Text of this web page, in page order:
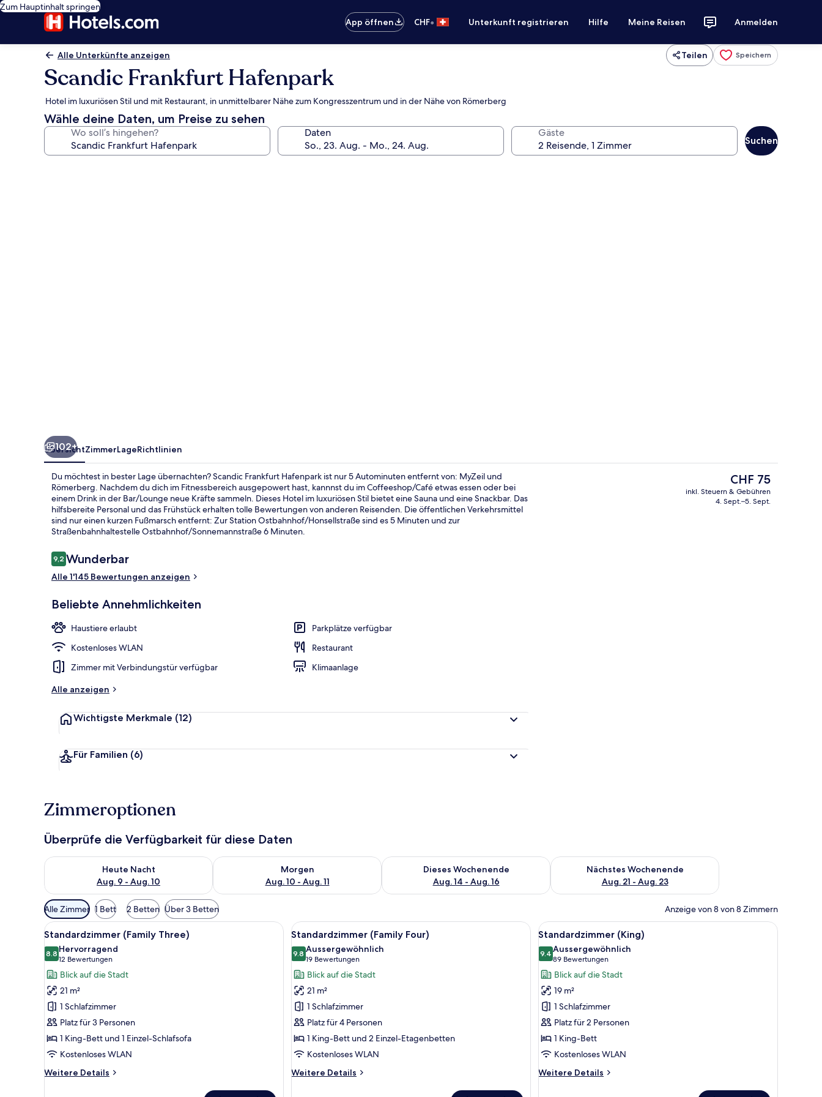
Zum Hauptinhalt springen
App öffnen
CHF• Unterkunft registrieren Hilfe Meine Reisen Anmelden
Alle Unterkünfte anzeigen Teilen Speichern
Scandic Frankfurt Hafenpark
Hotel im luxuriösen Stil und mit Restaurant, in unmittelbarer Nähe zum Kongresszentrum und in der Nähe von Römerberg
Wähle deine Daten, um Preise zu sehen
Wo soll’s hingehen? Daten Gäste
Suchen
Bar (in der Unterkunft)
102+
ÜbersichtZimmerLageRichtlinien
Du möchtest in bester Lage übernachten? Scandic Frankfurt Hafenpark ist nur 5 Autominuten entfernt von: MyZeil und
Römerberg. Nachdem du dich im Fitnessbereich ausgepowert hast, kannnst du im Coffeeshop/Café etwas essen oder bei
einem Drink in der Bar/Lounge neue Kräfte sammeln. Dieses Hotel im luxuriösen Stil bietet eine Sauna und eine Snackbar. Das
hilfsbereite Personal und das Frühstück erhalten tolle Bewertungen von anderen Reisenden. Die öffentlichen Verkehrsmittel
sind nur einen kurzen Fußmarsch entfernt: Zur Station Ostbahnhof/Honsellstraße sind es 5 Minuten und zur
Straßenbahnhaltestelle Ostbahnhof/Sonnemannstraße 6 Minuten.
Bewertungen
9,29,2 von 10.
Wunderbar
Alle 1'145 Bewertungen anzeigen
Beliebte Annehmlichkeiten
Haustiere erlaubt
Parkplätze verfügbar
Kostenloses WLAN
Restaurant
Zimmer mit Verbindungstür verfügbar
Klimaanlage
Alle anzeigen
Wichtigste Merkmale (12)
Für Familien (6)
Der
aktuelle
Preis
CHF 75
inkl. Steuern & Gebühren
4. Sept.–5. Sept.
Zimmeroptionen
Überprüfe die Verfügbarkeit für diese Daten
Heute Nacht
Aug. 9 - Aug. 10
Überprüfe die Verfügbarkeit für heute Nacht, Aug. 9 - Aug. 10.
Morgen
Aug. 10 - Aug. 11
Überprüfe die Verfügbarkeit für morgen, Aug. 10 - Aug. 11.
Dieses Wochenende
Aug. 14 - Aug. 16
Überprüfe die Verfügbarkeit für dieses Wochenende, Aug. 14 - Aug. 16.
Nächstes Wochenende
Aug. 21 - Aug. 23
Überprüfe die Verfügbarkeit für nächstes Wochenende, Aug.
Verfügbare
Filter
für
Zimmer
Alle Zimmer 1 Bett 2 Betten Über 3 Betten Anzeige von 8 von 8 Zimmern
Alle
Fotos
für
Standardzimmer
(Family
Three)
anzeigen
Ein Hotelzimmer mit Bett, Nachttischlampen, einem Nachttisch, einem Sessel und einem Kunstwerk an der Wand.
11
Standardzimmer (Family Three)
8.88.8 von 10
Hervorragend
12 Bewertungen
(12
Bewertungen)
Blick auf die Stadt
21 m²
1 Schlafzimmer
Platz für 3 Personen
1 King-Bett und 1 Einzel-Schlafsofa
Kostenloses WLAN
Weitere Details
Weitere
Alle
Fotos
für
Standardzimmer
(Family
Four)
anzeigen
Ein Hotelzimmer mit einem Etagenbett, einem Schreibtisch mit Stuhl, einer Stehlampe und einem großen Fenster.
8
Standardzimmer (Family Four)
9.89.8 von 10
Aussergewöhnlich
19 Bewertungen
(19
Bewertungen)
Blick auf die Stadt
21 m²
1 Schlafzimmer
Platz für 4 Personen
1 King-Bett und 2 Einzel-Etagenbetten
Kostenloses WLAN
Weitere Details
Weitere
Alle
Fotos
für
Standardzimmer
(King)
anzeigen
Ein Hotelzimmer mit Bett,
14
Standardzimmer (King)
9.49.4 von 10
Aussergewöhnlich
89 Bewertungen
(89
Bewertungen)
Blick auf die Stadt
19 m²
1 Schlafzimmer
Platz für 2 Personen
1 King-Bett
Kostenloses WLAN
Weitere Details
Weitere